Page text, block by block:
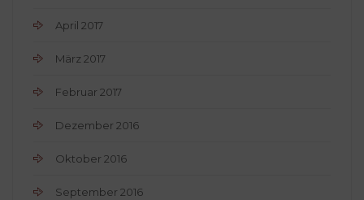
April 2017
März 2017
Februar 2017
Dezember 2016
Oktober 2016
September 2016